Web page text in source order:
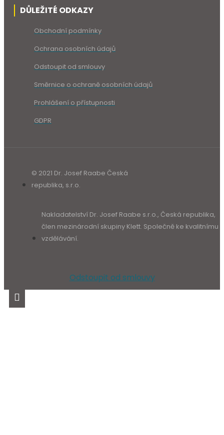
DŮLEŽITÉ ODKAZY
Obchodní podmínky
Ochrana osobních údajů
Odstoupit od smlouvy
Směrnice o ochraně osobních údajů
Prohlášení o přístupnosti
GDPR
© 2021 Dr. Josef Raabe Česká
republika, s.r.o.
Nakladatelství Dr. Josef Raabe s.r.o., Česká republika,
člen mezinárodní skupiny Klett. Společně ke kvalitnímu
vzdělávání.
Odstoupit od smlouvy